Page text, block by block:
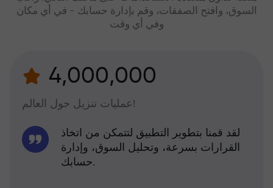
السوق، وافتح الصفقات، وقم بإدارة حسابك - في أي مكان
وفي أي وقت
4,000,000
عمليات تنزيل حول العالم!
لقد قمنا بتطوير التطبيق لتتمكن من اتخاذ
القرارات بسرعة، وتحليل السوق، وإدارة
حسابك.